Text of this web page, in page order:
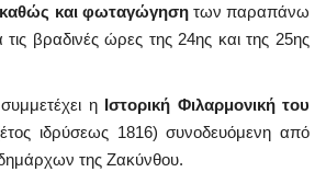
καθώς και φωταγώγησητων παραπάνω
βραδινές ώρες της 24ης και της 25ης
ηΙστορική Φιλαρμονική του
ιδρύσεως 1816) συνοδευόμενη από
της Ζακύνθου.